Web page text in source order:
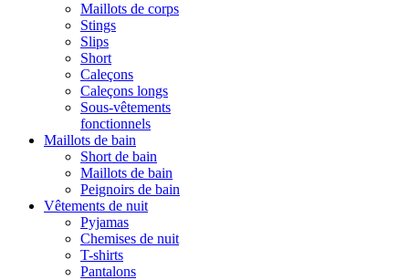
Maillots de corps
Stings
Slips
Short
Caleçons
Caleçons longs
Sous-vêtements
fonctionnels
Maillots de bain
Short de bain
Maillots de bain
Peignoirs de bain
Vêtements de nuit
Pyjamas
Chemises de nuit
T-shirts
Pantalons